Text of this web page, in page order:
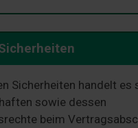
Sicherheiten handelt es
sowie dessen
beim